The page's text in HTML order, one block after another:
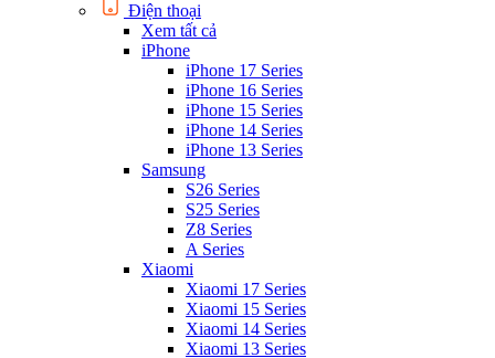
Điện thoại
Xem tất cả
iPhone
iPhone 17 Series
iPhone 16 Series
iPhone 15 Series
iPhone 14 Series
iPhone 13 Series
Samsung
S26 Series
S25 Series
Z8 Series
A Series
Xiaomi
Xiaomi 17 Series
Xiaomi 15 Series
Xiaomi 14 Series
Xiaomi 13 Series